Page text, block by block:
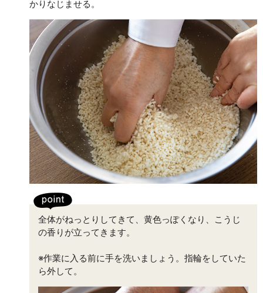
かりなじませる。
全体がねっとりしてきて、黄色っぽくなり、こうじ
の香りが立ってきます。
※作業に入る前に手を洗いましょう。指輪をしていた
ら外して。